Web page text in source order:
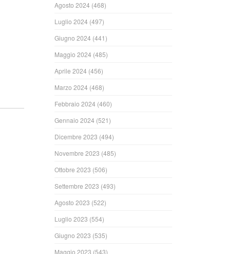
Agosto 2024 (468)
Luglio 2024 (497)
Giugno 2024 (441)
Maggio 2024 (485)
Aprile 2024 (456)
Marzo 2024 (468)
Febbraio 2024 (460)
Gennaio 2024 (521)
Dicembre 2023 (494)
Novembre 2023 (485)
Ottobre 2023 (506)
Settembre 2023 (493)
Agosto 2023 (522)
Luglio 2023 (554)
Giugno 2023 (535)
Maggio 2023 (543)